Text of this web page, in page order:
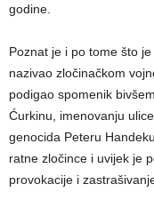
godine.
Poznat je i po tome što
nazivao zločinačkom
podigao spomenik
Ćurkinu, imenovanju
genocida Peteru
ratne zločince i uvijek je
provokacije i